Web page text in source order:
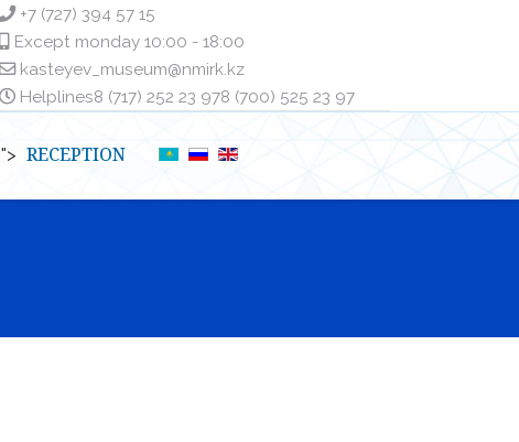
+7 (727) 394 57 15
Except monday 10:00 - 18:00
kasteyev_museum@nmirk.kz
Helplinesㅤ8 (717) 252 23 97ㅤㅤ8 (700) 525 23 97
"> RECEPTION